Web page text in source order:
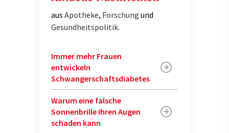
aus Apotheke, Forschung und
Gesundheitspolitik.
Immer mehr Frauen
entwickeln
Schwangerschaftsdiabetes
Warum eine falsche
Sonnenbrille Ihren Augen
schaden kann